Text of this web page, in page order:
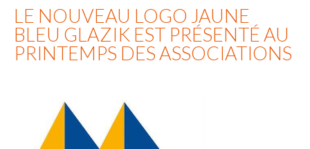
LE NOUVEAU LOGO JAUNE
BLEU GLAZIK EST PRÉSENTÉ AU
PRINTEMPS DES ASSOCIATIONS